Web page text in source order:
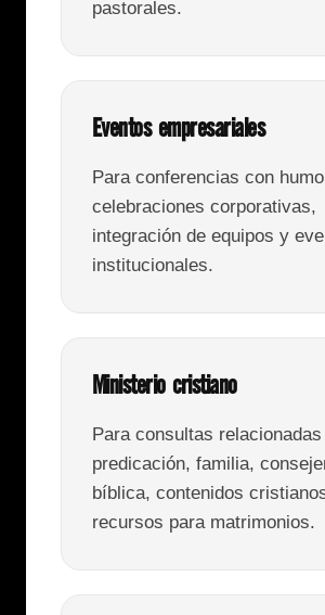
pastorales.
Eventos empresariales
Para conferencias con
celebraciones corporativas,
integración de equipos y
institucionales.
Ministerio cristiano
Para consultas
predicación, familia,
bíblica, contenidos
recursos para matrimonios.